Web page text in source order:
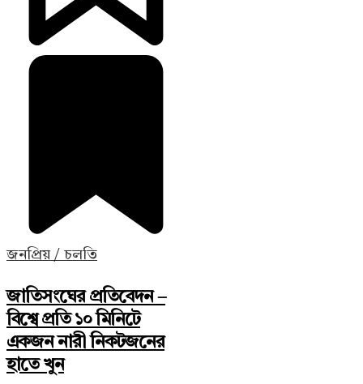
জনপ্রিয় / চলতি
জাতিসংঘের প্রতিবেদন –
বিশ্বে প্রতি ১০ মিনিটে
একজন নারী নিকটজনের
হাতে খুন